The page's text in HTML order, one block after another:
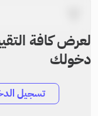
لعرض كافة
دخولك
تسجيل